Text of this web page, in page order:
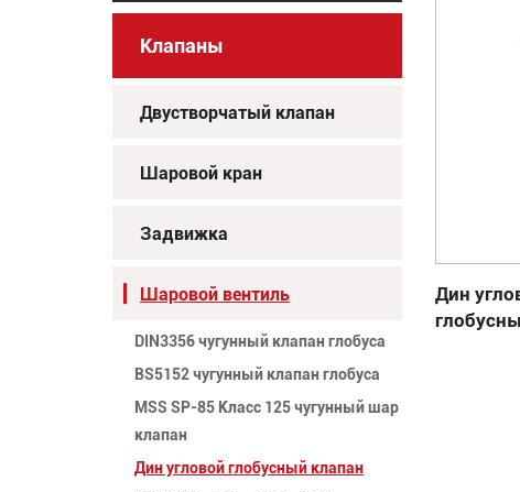
Клапаны
Двустворчатый клапан
Шаровой кран
Задвижка
Шаровой вентиль
DIN3356 чугунный клапан глобуса
BS5152 чугунный клапан глобуса
MSS SP-85 Класс 125 чугунный шар
клапан
Дин угловой глобусный клапан
Дин